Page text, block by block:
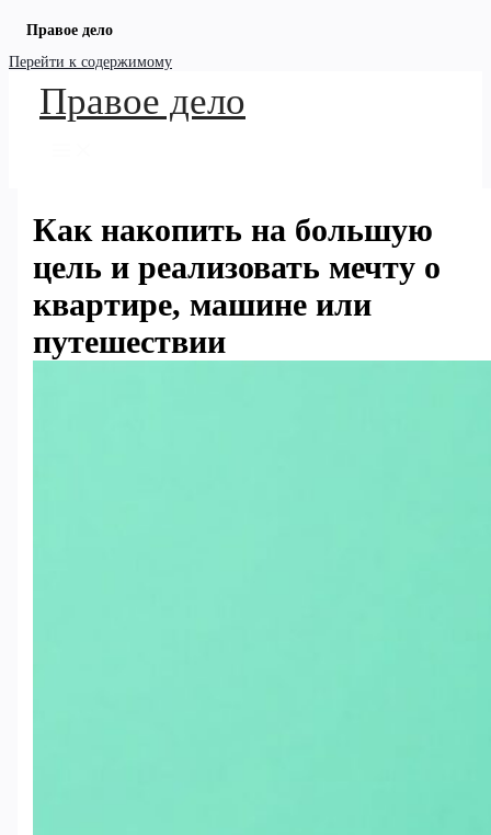
Правое дело
Перейти к содержимому
Правое дело
Как накопить на большую
цель и реализовать мечту о
квартире, машине или
путешествии